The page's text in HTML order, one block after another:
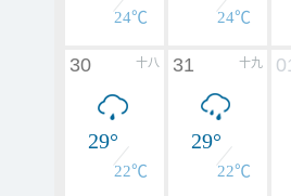
24℃ 24℃
十八
30
29°
22℃
十九
31
29°
22℃